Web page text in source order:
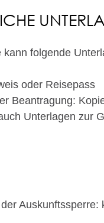
kann folgende
oder Reisepass
Beantragung:
Unterlagen zur
Auskunftssperre: